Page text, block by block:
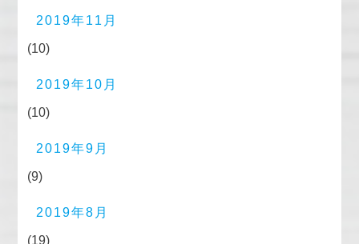
2019年11月
(10)
2019年10月
(10)
2019年9月
(9)
2019年8月
(19)